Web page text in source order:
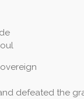
defeated the